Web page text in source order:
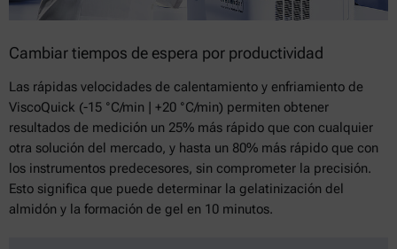
Cambiar tiempos de espera por productividad
Las rápidas velocidades de calentamiento y enfriamiento de
ViscoQuick (-15 °C/min | +20 °C/min) permiten obtener
resultados de medición un 25% más rápido que con cualquier
otra solución del mercado, y hasta un 80% más rápido que con
los instrumentos predecesores, sin comprometer la precisión.
Esto significa que puede determinar la gelatinización del
almidón y la formación de gel en 10 minutos.